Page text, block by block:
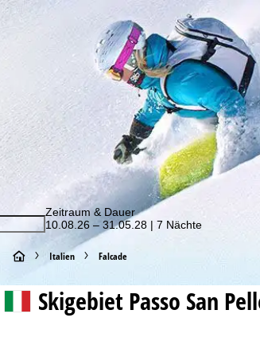
Sie als Erster von unseren Rabatt-Aktionen!
Zeitraum & Dauer
10.08.26 – 31.05.28 | 7 Nächte
S
t
Italien Falcade
SkigebietPasso San